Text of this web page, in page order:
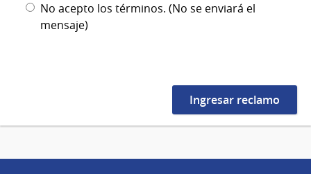
No acepto los términos. (No se enviará el
mensaje)